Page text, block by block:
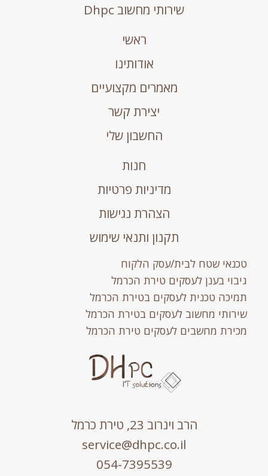
שירותי מחשוב Dhpc
ראשי
אודותינו
מאמרים מקצועיים
יצירת קשר
החשבון שלי
חנות
מדיניות פרטיות
הצהרת נגישות
תקנון ותנאי שימוש
טכנאי שטח לבית/עסק הלקוח
גיבוי בענן לעסקים טירת הכרמל
תמיכה טכנית לעסקים בטירת הכרמל
שירותי מחשוב לעסקים בטירת הכרמל
מכירת מחשבים לעסקים טירת הכרמל
הרב וינרוב 23, טירת כרמל
service@dhpc.co.il
054-7395539